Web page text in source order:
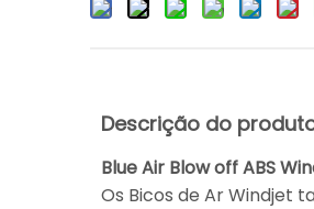
Descrição do
Blue Air Blow off ABS
Os Bicos de Ar Windjet